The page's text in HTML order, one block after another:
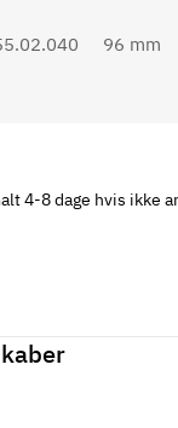
96 mm
4-8 dage hvis ikke